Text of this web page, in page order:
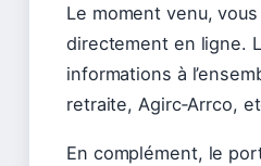
Le moment venu,
directement en ligne.
informations à
retraite, Agirc‑Arrco,
En complément, le